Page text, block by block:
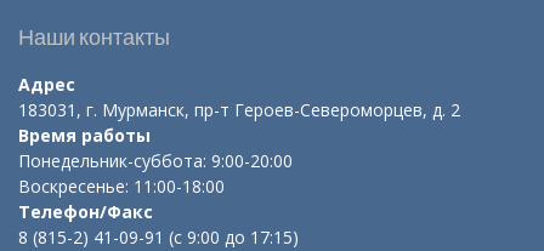
Наши контакты
Адрес
183031, г. Мурманск, пр-т Героев-Североморцев, д. 2
Время работы
Понедельник-суббота: 9:00-20:00
Воскресенье: 11:00-18:00
Телефон/Факс
8 (815-2) 41-09-91 (с 9:00 до 17:15)